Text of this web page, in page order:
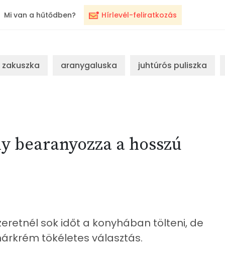
Hírlevél-feliratkozás
Mi van a hűtődben?
zakuszka aranygaluska juhtúrós puliszka
bearanyozza a hosszú
sok időt a konyhában tölteni, de
tökéletes választás.